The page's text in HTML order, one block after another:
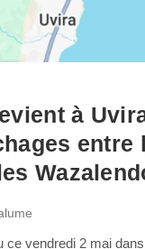
à
entre
ce vendredi 2 mai